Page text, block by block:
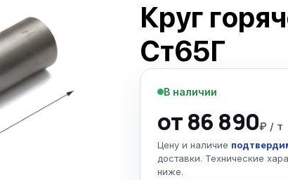
Круг
Ст65Г
В наличии
от 86 890₽ / т
Цену и наличие
доставки. Технические
ниже.